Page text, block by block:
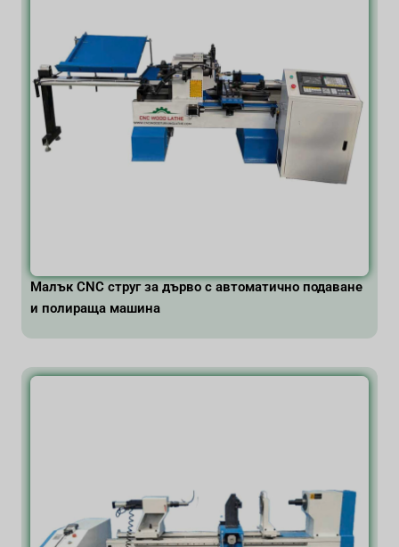
Малък CNC струг за дърво с автоматично подаване
и полираща машина